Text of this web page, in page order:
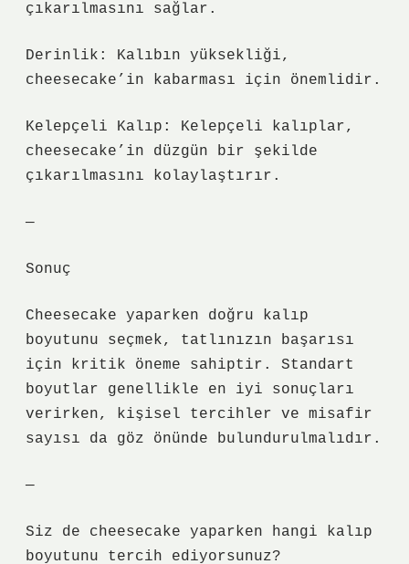
çıkarılmasını sağlar.
Derinlik: Kalıbın yüksekliği,
cheesecake’in kabarması için önemlidir.
Kelepçeli Kalıp: Kelepçeli kalıplar,
cheesecake’in düzgün bir şekilde
çıkarılmasını kolaylaştırır.
—
Sonuç
Cheesecake yaparken doğru kalıp
boyutunu seçmek, tatlınızın başarısı
için kritik öneme sahiptir. Standart
boyutlar genellikle en iyi sonuçları
verirken, kişisel tercihler ve misafir
sayısı da göz önünde bulundurulmalıdır.
—
Siz de cheesecake yaparken hangi kalıp
boyutunu tercih ediyorsunuz?